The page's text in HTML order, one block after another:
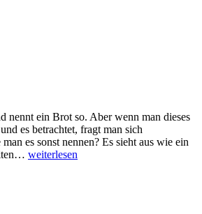
nennt ein Brot so. Aber wenn man dieses
es betrachtet, fragt man sich
es sonst nennen? Es sieht aus wie ein
weiterlesen